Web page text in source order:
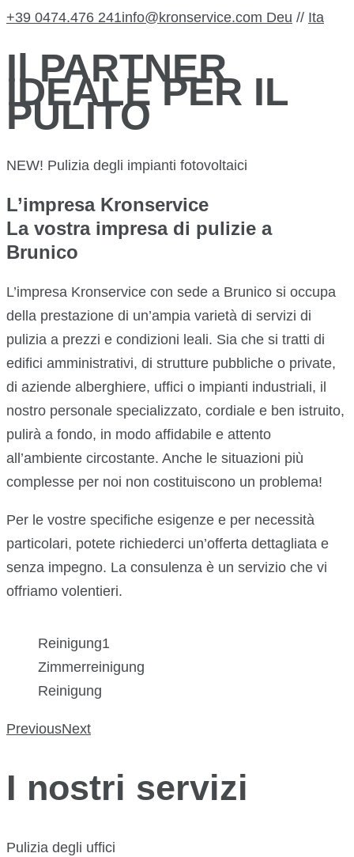
+39 0474.476 241info@kronservice.com Deu // Ita
Il PARTNER
IDEALE PER IL
PULITO
NEW! Pulizia degli impianti fotovoltaici
L’impresa Kronservice
La vostra impresa di pulizie a
Brunico
L’impresa Kronservice con sede a Brunico si occupa
della prestazione di un’ampia varietà di servizi di
pulizia a prezzi e condizioni leali. Sia che si tratti di
edifici amministrativi, di strutture pubbliche o private,
di aziende alberghiere, uffici o impianti industriali, il
nostro personale specializzato, cordiale e ben istruito,
pulirà a fondo, in modo affidabile e attento
all’ambiente circostante. Anche le situazioni più
complesse per noi non costituiscono un problema!
Per le vostre specifiche esigenze e per necessità
particolari, potete richiederci un’offerta dettagliata e
senza impegno. La consulenza è un servizio che vi
offriamo volentieri.
Reinigung1
Zimmerreinigung
Reinigung
PreviousNext
I nostri servizi
Pulizia degli uffici